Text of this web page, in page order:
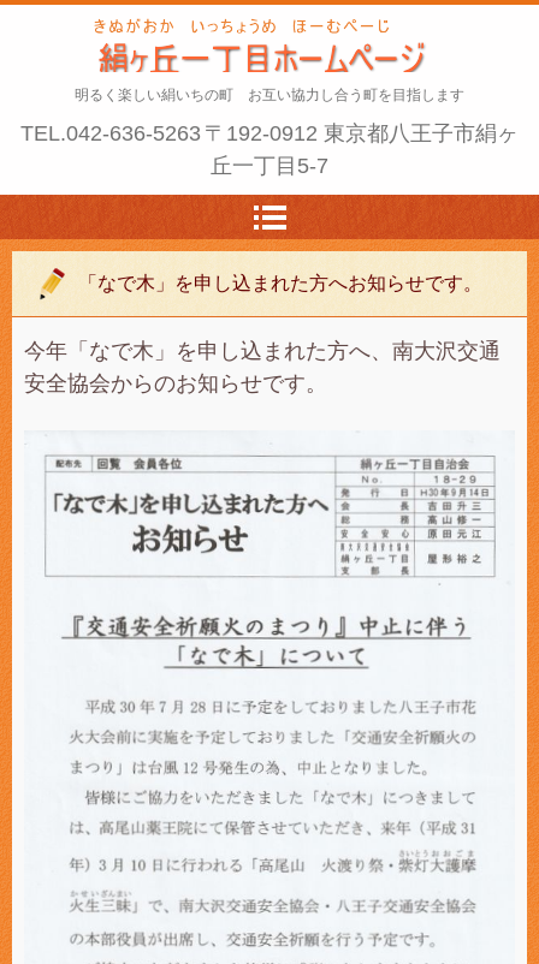
明るく楽しい絹いちの町 お互い協力し合う町を目指します
TEL.042-636-5263 〒192-0912 東京都八王子市絹ヶ
丘一丁目5-7
「なで木」を申し込まれた方へお知らせです。
今年「なで木」を申し込まれた方へ、南大沢交通
安全協会からのお知らせです。